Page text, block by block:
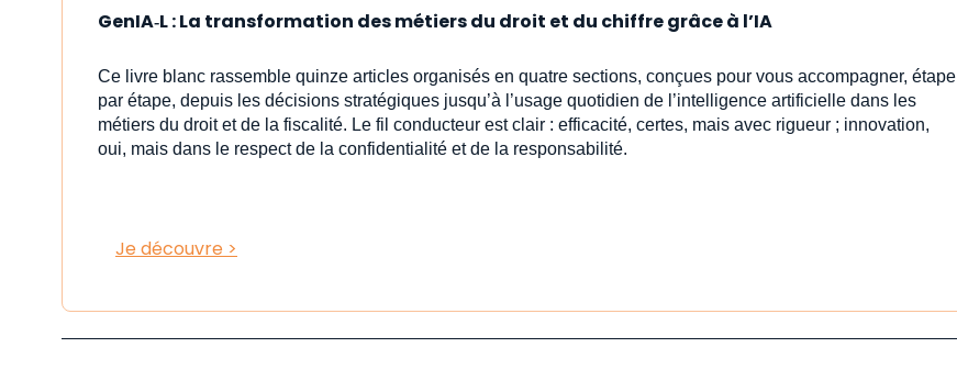
GenIA‑L : La transformation des métiers du droit et du chiffre grâce à l’IA
Ce livre blanc rassemble quinze articles organisés en quatre sections, conçues pour vous accompagner, étape
par étape, depuis les décisions stratégiques jusqu’à l’usage quotidien de l’intelligence artificielle dans les
métiers du droit et de la fiscalité. Le fil conducteur est clair : efficacité, certes, mais avec rigueur ; innovation,
oui, mais dans le respect de la confidentialité et de la responsabilité.
Je découvre >